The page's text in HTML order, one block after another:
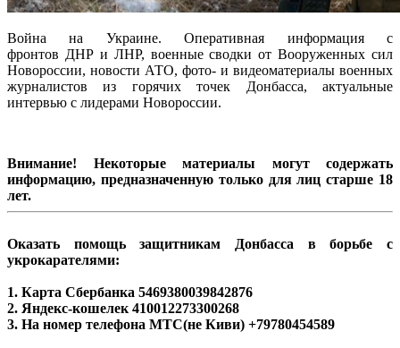
Война на Украине. Оперативная информация с
фронтов ДНР и ЛНР, военные сводки от Вооруженных сил
Новороссии, новости АТО, фото- и видеоматериалы военных
журналистов из горячих точек Донбасса, актуальные
интервью с лидерами Новороссии.
Внимание! Некоторые материалы могут содержать
информацию, предназначенную только для лиц старше 18
лет.
Оказать помощь защитникам Донбасса в борьбе с
укрокарателями:
1. Карта Сбербанка 5469380039842876
2. Яндекс-кошелек 410012273300268
3. На номер телефона МТС(не Киви) +79780454589